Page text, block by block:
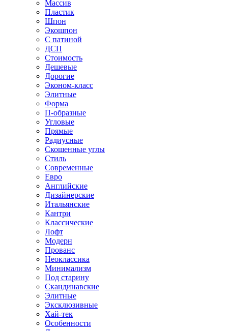
Массив
Пластик
Шпон
Экошпон
С патиной
ДСП
Стоимость
Дешевые
Дорогие
Эконом-класс
Элитные
Форма
П-образные
Угловые
Прямые
Радиусные
Скошенные углы
Стиль
Современные
Евро
Английские
Дизайнерские
Итальянские
Кантри
Классические
Лофт
Модерн
Прованс
Неоклассика
Минимализм
Под старину
Скандинавские
Элитные
Эксклюзивные
Хай-тек
Особенности